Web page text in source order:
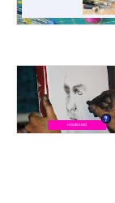
Houtskool